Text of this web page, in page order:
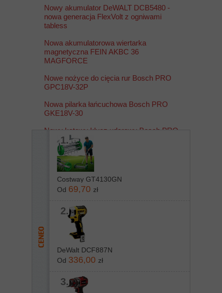
1.
Costway GT4130GN
Od 69,70 zł
2.
DeWalt DCF887N
Od 336,00 zł
3.
Nowy akumulator DeWALT DCB5480 -
nowa generacja FlexVolt z ogniwami
tabless
Nowa akumulatorowa wiertarka
magnetyczna FEIN AKBC 36
MAGFORCE
Nowe nożyce do cięcia rur Bosch PRO
GPC18V-32P
Nowa pilarka łańcuchowa Bosch PRO
GKE18V-30
Nowy kątowy klucz udarowy Bosch PRO
GRS18V-330